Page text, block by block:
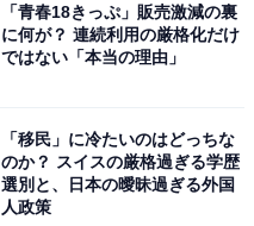
「青春18きっぷ」販売激減の裏
に何が？ 連続利用の厳格化だけ
ではない「本当の理由」
「移民」に冷たいのはどっちな
のか？ スイスの厳格過ぎる学歴
選別と、日本の曖昧過ぎる外国
人政策